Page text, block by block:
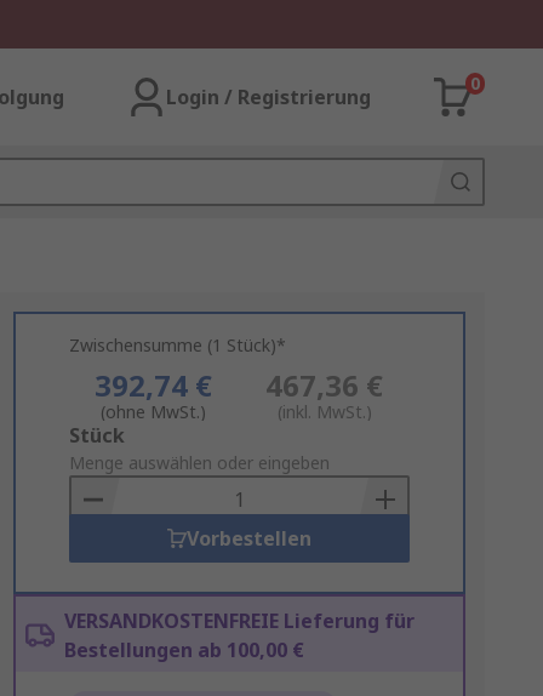
Login / Registrierung
0
Zwischensumme (1 Stück)*
392,74 €
(ohne MwSt.)
467,36 €
(inkl. MwSt.)
Add
to
Basket
Stück
Menge auswählen oder eingeben
Vorbestellen
VERSANDKOSTENFREIE Lieferung für
Bestellungen ab 100,00 €